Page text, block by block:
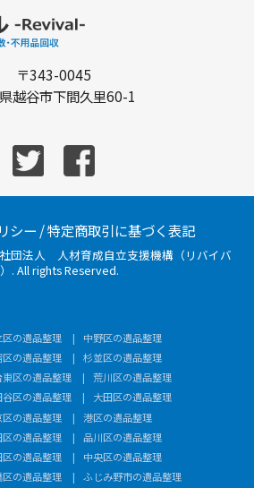
〒343-0045
越谷市下間久里60-1
シー /特定商取引に基づく表記
団法人 人材育成自立支援機構（リバイバ
. All rights Reserved.
区の遺品整理
中野区の遺品整理
区の遺品整理
杉並区の遺品整理
東区の遺品整理
荒川区の遺品整理
谷区の遺品整理
大田区の遺品整理
区の遺品整理
港区の遺品整理
区の遺品整理
品川区の遺品整理
区の遺品整理
中央区の遺品整理
区の遺品整理
ふじみ野市の遺品整理